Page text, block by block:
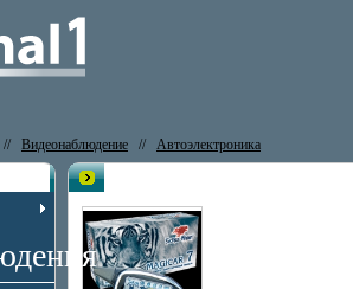
// Видеонаблюдение // Автоэлектроника